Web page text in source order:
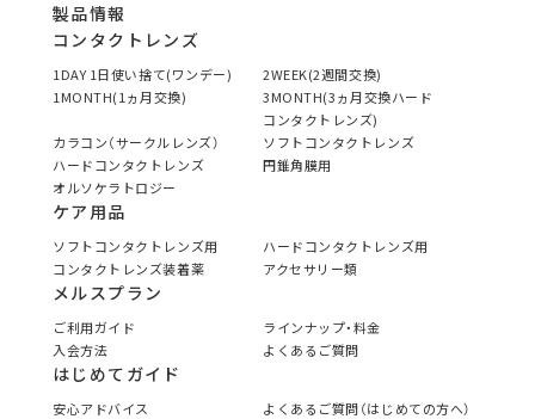
製品情報
コンタクトレンズ
1DAY 1日使い捨て(ワンデー)
2WEEK(2週間交換)
1MONTH(1ヵ月交換)
3MONTH(3ヵ月交換ハード
コンタクトレンズ)
カラコン（サークルレンズ）
ソフトコンタクトレンズ
ハードコンタクトレンズ
円錐角膜用
オルソケラトロジー
ケア用品
ソフトコンタクトレンズ用
ハードコンタクトレンズ用
コンタクトレンズ装着薬
アクセサリー類
メルスプラン
ご利用ガイド
ラインナップ・料金
入会方法
よくあるご質問
はじめてガイド
安心アドバイス
よくあるご質問（はじめての方へ）